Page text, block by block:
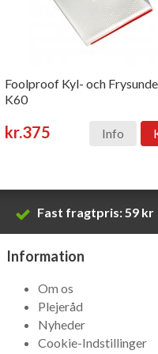
Foolproof Kyl- och
K60
kr.375 Info
Fast fragtpris: 59 kr
Information
Om os
Plejeråd
Nyheder
Cookie-Indstillinger